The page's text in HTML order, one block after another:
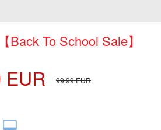
【Back To School Sale】
EUR 99.99EUR